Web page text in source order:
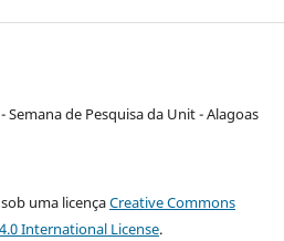
Semana de Pesquisa da Unit - Alagoas
uma licençaCreative Commons
International License.